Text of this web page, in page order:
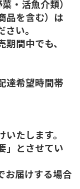
・活魚介類）
品を含む）は
い。
間中でも、
達希望時間帯
たします。
」とさせてい
お届けする場合